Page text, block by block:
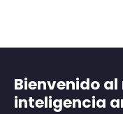
Bienvenido
inteligencia